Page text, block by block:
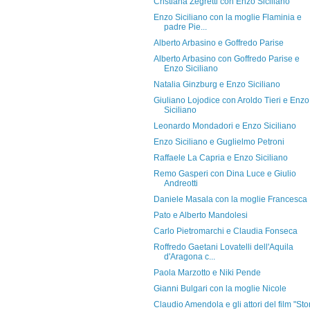
Enzo Siciliano con la moglie Flaminia e
padre Pie...
Alberto Arbasino e Goffredo Parise
Alberto Arbasino con Goffredo Parise e
Enzo Siciliano
Natalia Ginzburg e Enzo Siciliano
Giuliano Lojodice con Aroldo Tieri e Enzo
Siciliano
Leonardo Mondadori e Enzo Siciliano
Enzo Siciliano e Guglielmo Petroni
Raffaele La Capria e Enzo Siciliano
Remo Gasperi con Dina Luce e Giulio
Andreotti
Daniele Masala con la moglie Francesca
Pato e Alberto Mandolesi
Carlo Pietromarchi e Claudia Fonseca
Roffredo Gaetani Lovatelli dell'Aquila
d'Aragona c...
Paola Marzotto e Niki Pende
Gianni Bulgari con la moglie Nicole
Claudio Amendola e gli attori del film